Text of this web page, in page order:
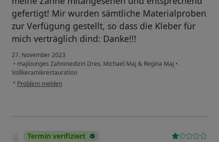
gefertigt! Mir wurden sämtliche Materialproben
zur Verfügung gestellt, so dass die Kleber für
mich verträglich dind: Danke!!!
27. November 2023
• majlounges Zahnmedizin Dres. Michael Maj & Regina Maj •
Vollkeramikrestauration
• Problem melden
Termin verifiziert